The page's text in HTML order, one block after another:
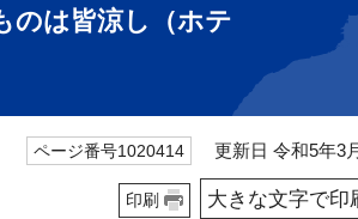
は皆涼し（ホテ
ページ番号1020414 更新日 令和5年3
印刷 大きな文字で印